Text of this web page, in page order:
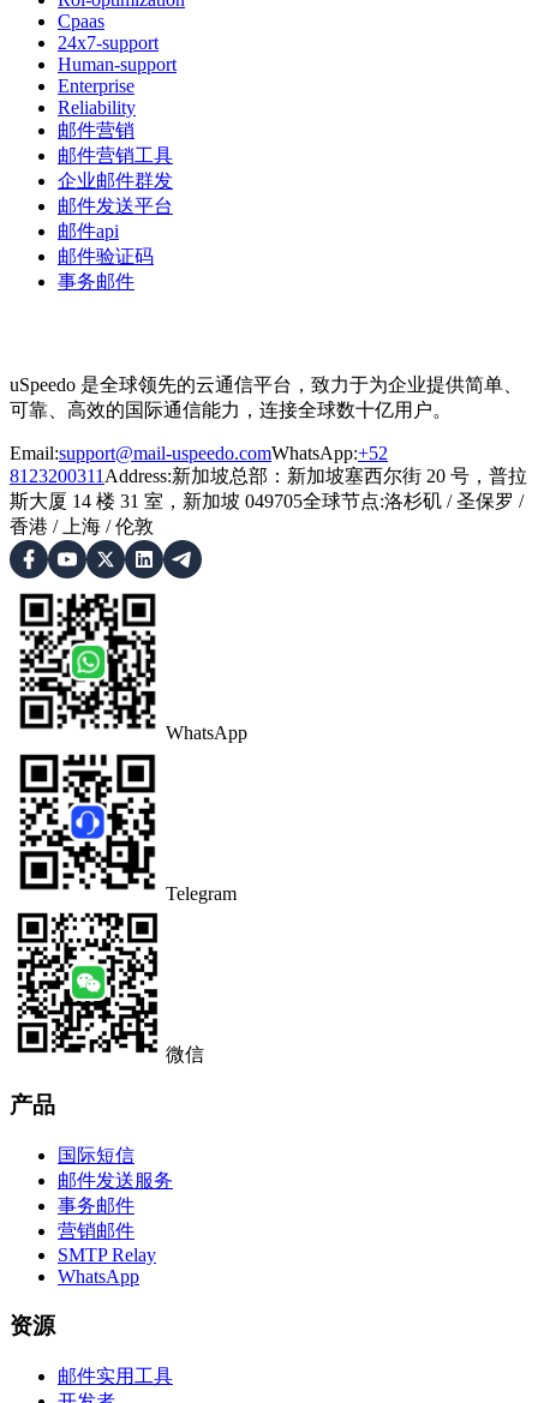
Cpaas
24x7-support
Human-support
Enterprise
Reliability
邮件营销
邮件营销工具
企业邮件群发
邮件发送平台
邮件api
邮件验证码
事务邮件
uSpeedo 是全球领先的云通信平台，致力于为企业提供简单、
可靠、高效的国际通信能力，连接全球数十亿用户。
Email:support@mail-uspeedo.comWhatsApp:+52
8123200311 Address:新加坡总部：新加坡塞西尔街 20 号，普拉
斯大厦 14 楼 31 室，新加坡 049705全球节点:洛杉矶 /圣保罗 /
香港 / 上海 /伦敦
WhatsApp
Telegram
微信
产品
国际短信
邮件发送服务
事务邮件
营销邮件
SMTP Relay
WhatsApp
资源
邮件实用工具